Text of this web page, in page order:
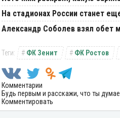
На стадионах России станет
Александр Соболев взял обет
ФК Зенит ФК Ростов
Комментарии
Будь первым и расскажи, что ты
Комментировать